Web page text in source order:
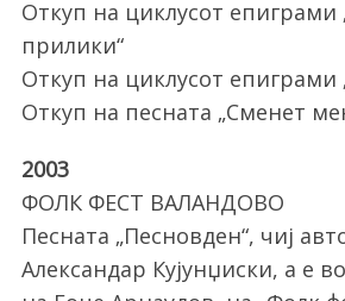
Откуп на циклусот
прилики“
Откуп на циклусот епиграми
Откуп на песната „Сменет
2003
ФОЛК ФЕСТ ВАЛАНДОВО
Песната „Песновден“, чиј
Александар Кујунџиски, а е